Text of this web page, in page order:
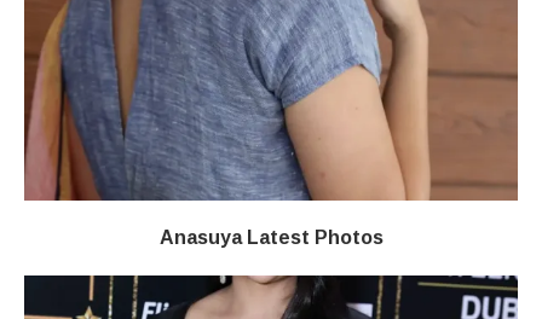
Anasuya Latest Photos